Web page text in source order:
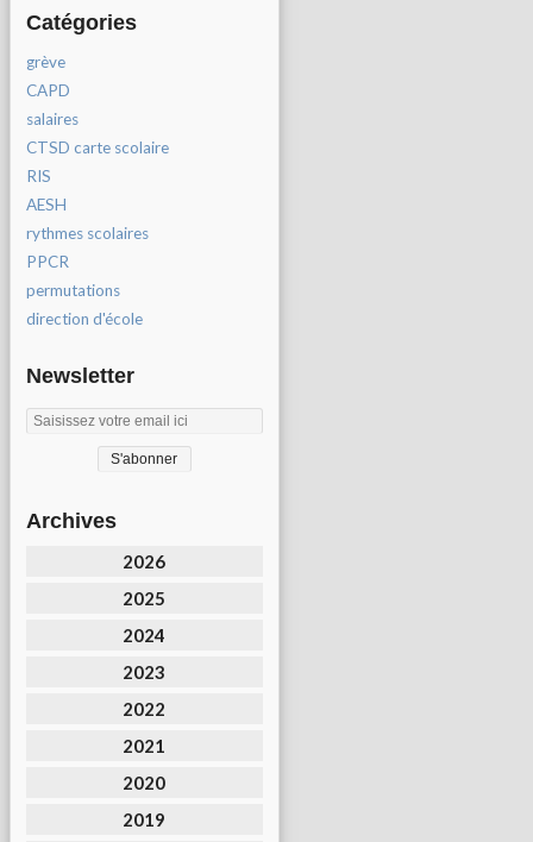
Catégories
grève
CAPD
salaires
CTSD carte scolaire
RIS
AESH
rythmes scolaires
PPCR
permutations
direction d'école
Newsletter
Archives
2026
2025
2024
2023
2022
2021
2020
2019